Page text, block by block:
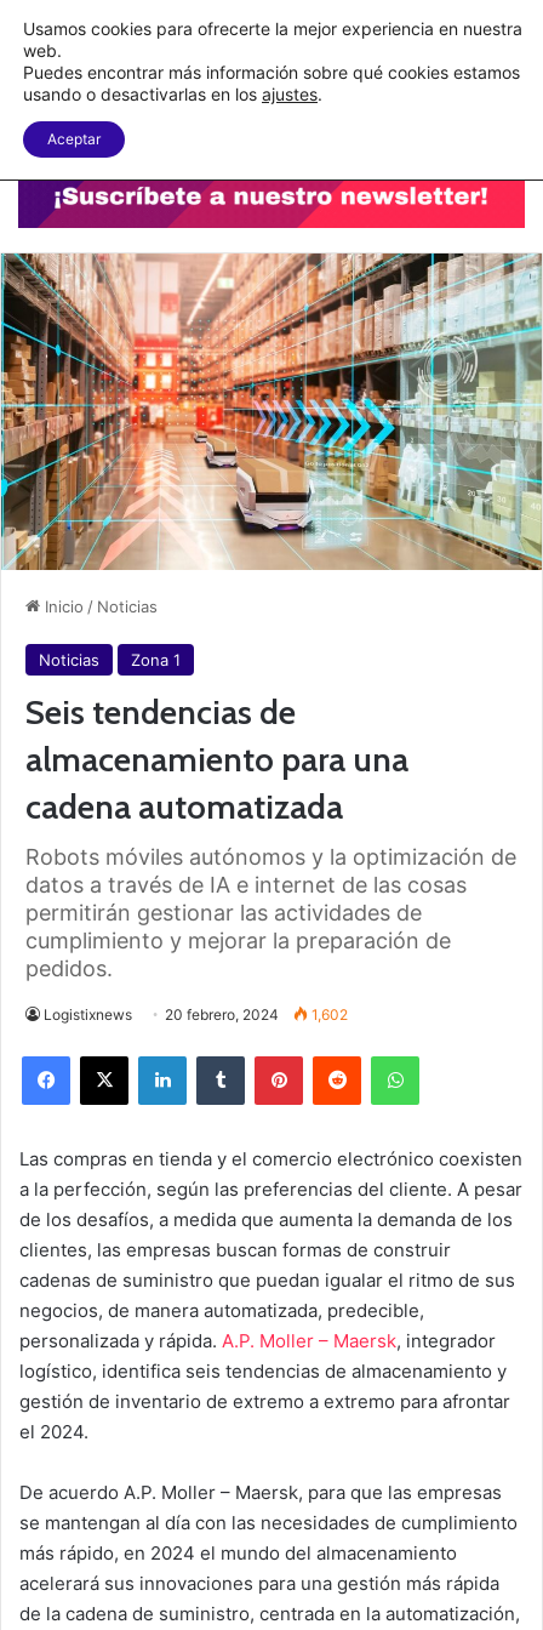
C&A México completa la implementación de su WMS en la nube
Menu
Inicio / Noticias
Noticias Zona 1
Seis tendencias de
almacenamiento para una
cadena automatizada
Robots móviles autónomos y la optimización de
datos a través de IA e internet de las cosas
permitirán gestionar las actividades de
cumplimiento y mejorar la preparación de
pedidos.
Logistixnews 20 febrero, 2024 1,602
Las compras en tienda y el comercio electrónico coexisten
a la perfección, según las preferencias del cliente. A pesar
de los desafíos, a medida que aumenta la demanda de los
clientes, las empresas buscan formas de construir
cadenas de suministro que puedan igualar el ritmo de sus
negocios, de manera automatizada, predecible,
personalizada y rápida. A.P. Moller – Maersk, integrador
logístico, identifica seis tendencias de almacenamiento y
gestión de inventario de extremo a extremo para afrontar
el 2024.
De acuerdo A.P. Moller – Maersk, para que las empresas
se mantengan al día con las necesidades de cumplimiento
más rápido, en 2024 el mundo del almacenamiento
acelerará sus innovaciones para una gestión más rápida
de la cadena de suministro, centrada en la automatización,
Usamos cookies para ofrecerte la mejor experiencia en nuestra
web.
Puedes encontrar más información sobre qué cookies estamos
usando o desactivarlas en los ajustes.
Aceptar